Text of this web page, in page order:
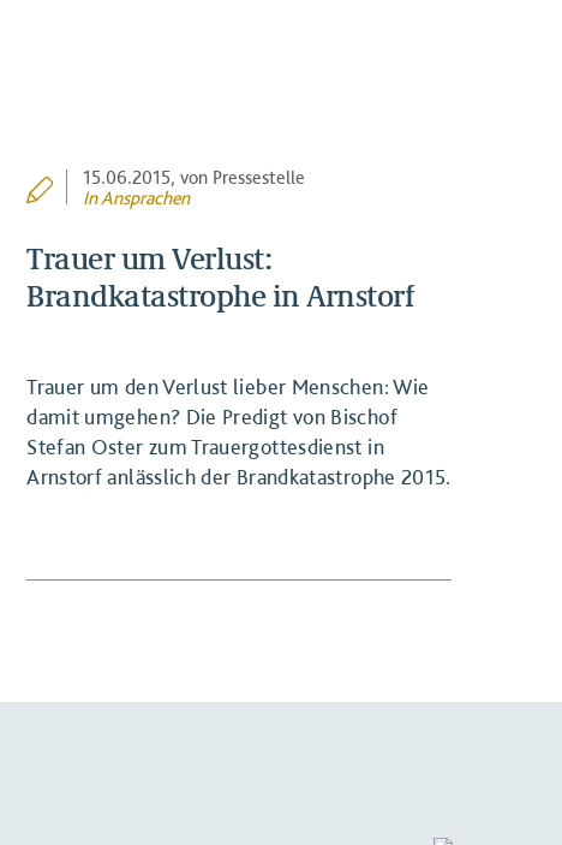
15.06.2015, von Pressestelle
InAnsprachen
Trauer um Verlust:
Brandkatastrophe in Arnstorf
Trauer um den Verlust lieber Menschen: Wie
damit umgehen? Die Predigt von Bischof
Stefan Oster zum Trauergottesdienst in
Arnstorf anlässlich der Brandkatastrophe 2015.